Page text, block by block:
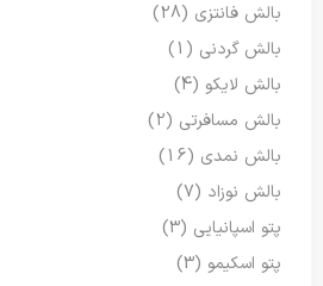
بالش فانتزی (28)
بالش گردنی (1)
بالش لایکو (4)
بالش مسافرتی (2)
بالش نمدی (16)
بالش نوزاد (7)
پتو اسپانیایی (3)
پتو اسکیمو (3)